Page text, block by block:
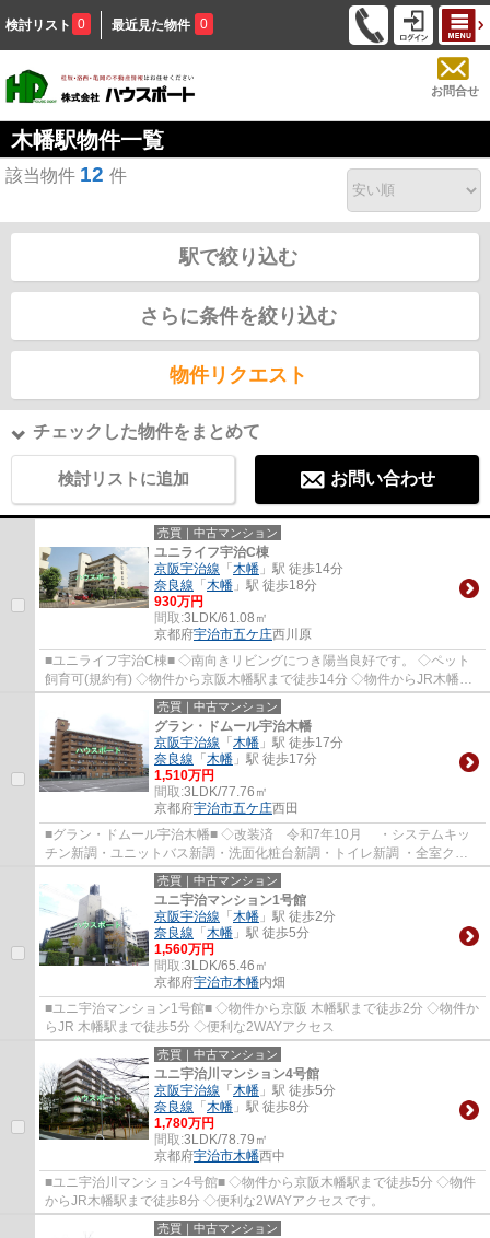
検討リスト 0 最近見た物件 0
お問合せ
木幡駅物件一覧
該当物件 12 件
駅で絞り込む
さらに条件を絞り込む
物件リクエスト
チェックした物件をまとめて
検討リストに追加 お問い合わせ
売買｜中古マンション
ユニライフ宇治C棟
京阪宇治線 「木幡 」駅 徒歩14分
奈良線 「木幡 」駅 徒歩18分
930万円
間取:3LDK/61.08㎡
京都府宇治市五ケ庄西川原
■ユニライフ宇治C棟■ ◇南向きリビングにつき陽当良好です。 ◇ペット
飼育可(規約有) ◇物件から京阪木幡駅まで徒歩14分 ◇物件からJR木幡駅
まで徒歩18分
売買｜中古マンション
グラン・ドムール宇治木幡
京阪宇治線 「木幡 」駅 徒歩17分
奈良線 「木幡 」駅 徒歩17分
1,510万円
間取:3LDK/77.76㎡
京都府宇治市五ケ庄西田
■グラン・ドムール宇治木幡■ ◇改装済 令和7年10月 ・システムキッ
チン新調・ユニットバス新調・洗面化粧台新調・トイレ新調 ・全室クロ
ス張替・フロアタイル上張・CF張替・ハウスク...
売買｜中古マンション
ユニ宇治マンション1号館
京阪宇治線 「木幡 」駅 徒歩2分
奈良線 「木幡 」駅 徒歩5分
1,560万円
間取:3LDK/65.46㎡
京都府宇治市木幡内畑
■ユニ宇治マンション1号館■ ◇物件から京阪 木幡駅まで徒歩2分 ◇物件か
らJR 木幡駅まで徒歩5分 ◇便利な2WAYアクセス
売買｜中古マンション
ユニ宇治川マンション4号館
京阪宇治線 「木幡 」駅 徒歩5分
奈良線 「木幡 」駅 徒歩8分
1,780万円
間取:3LDK/78.79㎡
京都府宇治市木幡西中
■ユニ宇治川マンション4号館■ ◇物件から京阪木幡駅まで徒歩5分 ◇物件
からJR木幡駅まで徒歩8分 ◇便利な2WAYアクセスです。
売買｜中古マンション